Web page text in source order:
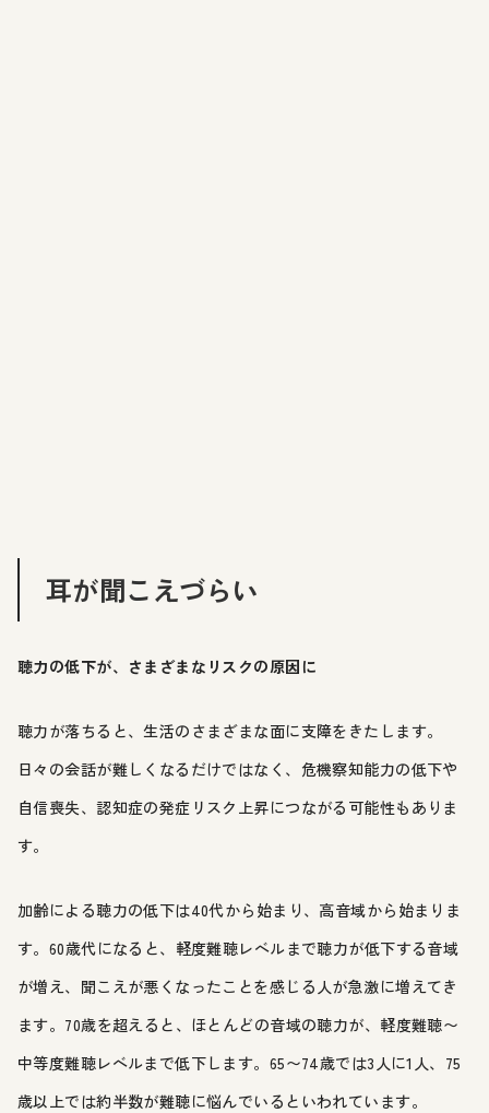
耳が聞こえづらい
聴力の低下が、さまざまなリスクの原因に
聴力が落ちると、生活のさまざまな面に支障をきたします。
日々の会話が難しくなるだけではなく、危機察知能力の低下や
自信喪失、認知症の発症リスク上昇につながる可能性もありま
す。
加齢による聴力の低下は40代から始まり、高音域から始まりま
す。60歳代になると、軽度難聴レベルまで聴力が低下する音域
が増え、聞こえが悪くなったことを感じる人が急激に増えてき
ます。70歳を超えると、ほとんどの音域の聴力が、軽度難聴〜
中等度難聴レベルまで低下します。65〜74歳では3人に1人、75
歳以上では約半数が難聴に悩んでいるといわれています。